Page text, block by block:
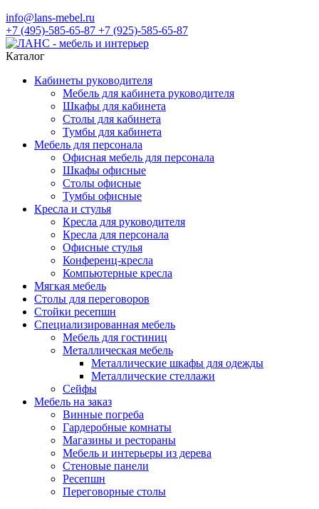
info@lans-mebel.ru
+7 (495)-585-65-87 +7 (925)-585-65-87
Каталог
Кабинеты руководителя
Мебель для кабинета руководителя
Шкафы для кабинета
Столы для кабинета
Тумбы для кабинета
Мебель для персонала
Офисная мебель для персонала
Шкафы офисные
Столы офисные
Тумбы офисные
Кресла и стулья
Кресла для руководителя
Кресла для персонала
Офисные стулья
Конференц-кресла
Компьютерные кресла
Мягкая мебель
Столы для переговоров
Стойки ресепшн
Специализированная мебель
Мебель для гостиниц
Металлическая мебель
Металлические шкафы для одежды
Металлические стеллажи
Сейфы
Мебель на заказ
Винные погреба
Гардеробные комнаты
Магазины и рестораны
Мебель и интерьеры из дерева
Стеновые панели
Ресепшн
Переговорные столы